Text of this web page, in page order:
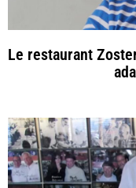
Le restaurant